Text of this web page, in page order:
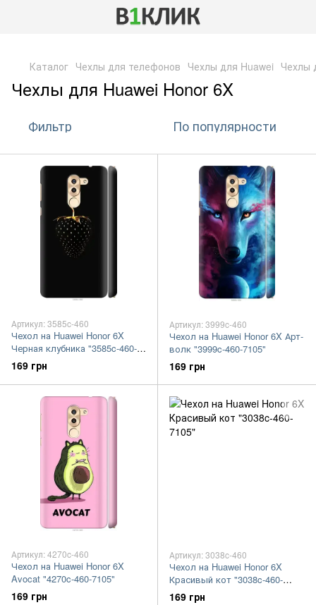
Каталог Чехлы для телефонов Чехлы для Huawei Чехлы
Чехлы для Huawei Honor 6X
Фильтр По популярности
Артикул: 3585c-460
Чехол на Huawei Honor 6X
Черная клубника "3585c-460-
7105"
169 грн
Артикул: 3999c-460
Чехол на Huawei Honor 6X Арт-
волк "3999c-460-7105"
169 грн
Артикул: 4270c-460
Чехол на Huawei Honor 6X
Avocat "4270c-460-7105"
169 грн
Артикул: 3038c-460
Чехол на Huawei Honor 6X
Красивый кот "3038c-460-
7105"
169 грн